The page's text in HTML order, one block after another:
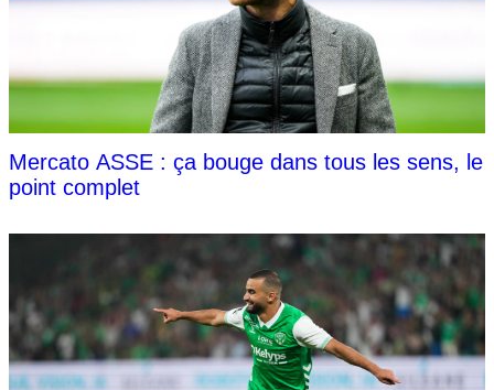
Mercato ASSE : ça bouge dans tous les sens, le
point complet